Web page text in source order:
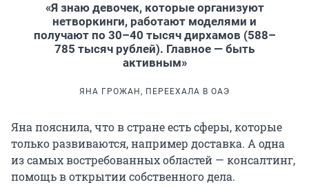
«Я знаю девочек, которые организуют
нетворкинги, работают моделями и
получают по 30–40 тысяч дирхамов (588–
785 тысяч рублей). Главное — быть
активным»
ЯНА ГРОЖАН, ПЕРЕЕХАЛА В ОАЭ
Яна пояснила, что в стране есть сферы, которые
только развиваются, например доставка. А одна
из самых востребованных областей — консалтинг,
помощь в открытии собственного дела.